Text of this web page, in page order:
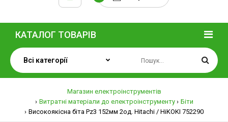
КАТАЛОГ ТОВАРІВ
Магазин електроінструментів
Витратні матеріали до електроінструменту
Біти
Високоякісна біта Pz3 152мм 2од. Hitachi / HiKOKI 752290